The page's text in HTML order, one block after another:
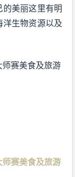
美丽这里有明
生物资源以及